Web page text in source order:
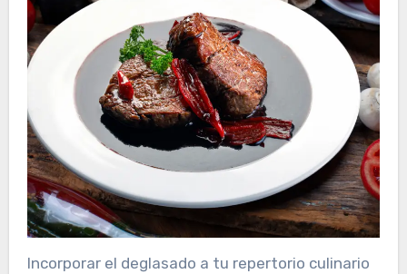
Incorporar el deglasado a tu repertorio culinario